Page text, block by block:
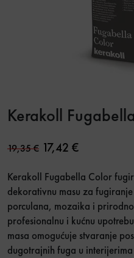
Kerakoll
19,35€ Original price
17,42 €Current
Kerakoll Fugabella Color
dekorativnu masu za
porculana, mozaika i
profesionalnu i kućnu
masa omogućuje stvaranje
dugotrajnih fuga u